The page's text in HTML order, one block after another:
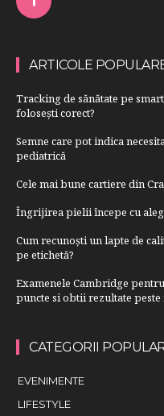
ARTICOLE
Tracking de sănătate pe
folosești corect?
Semne care pot indica
pediatrică
Cele mai bune cartiere din
Îngrijirea pielii începe cu
Cum recunoști un lapte de
pe etichetă?
Examenele Cambridge
puncte si obtii rezultate
CATEGORII
EVENIMENTE
LIFESTYLE